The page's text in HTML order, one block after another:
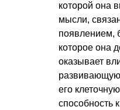
которой она
мысли,
появлением,
которое она
оказывает
его
способность